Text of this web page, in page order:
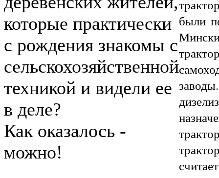
которые практически
с рождения знакомы с
сельскохозяйственной
техникой и видели ее
в деле?
Как оказалось -
можно!
были